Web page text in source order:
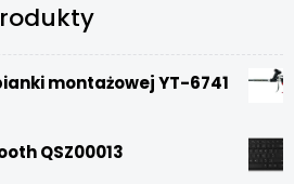
montażowej YT-6741
QSZ00013